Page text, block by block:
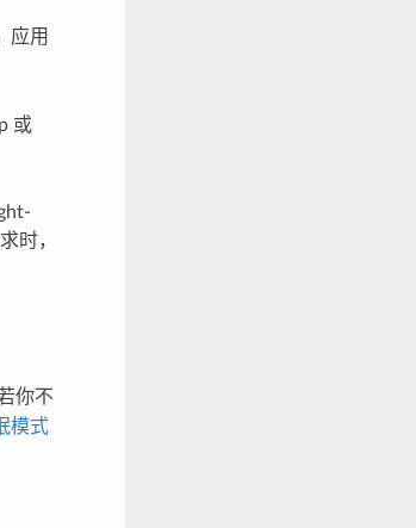
应用
或
时，
你不
模式